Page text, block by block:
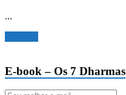
...
E-book – Os 7 Dharmas